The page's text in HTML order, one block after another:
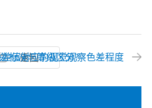
标准与等级区分?
返回
值对应的视觉观察色差程度